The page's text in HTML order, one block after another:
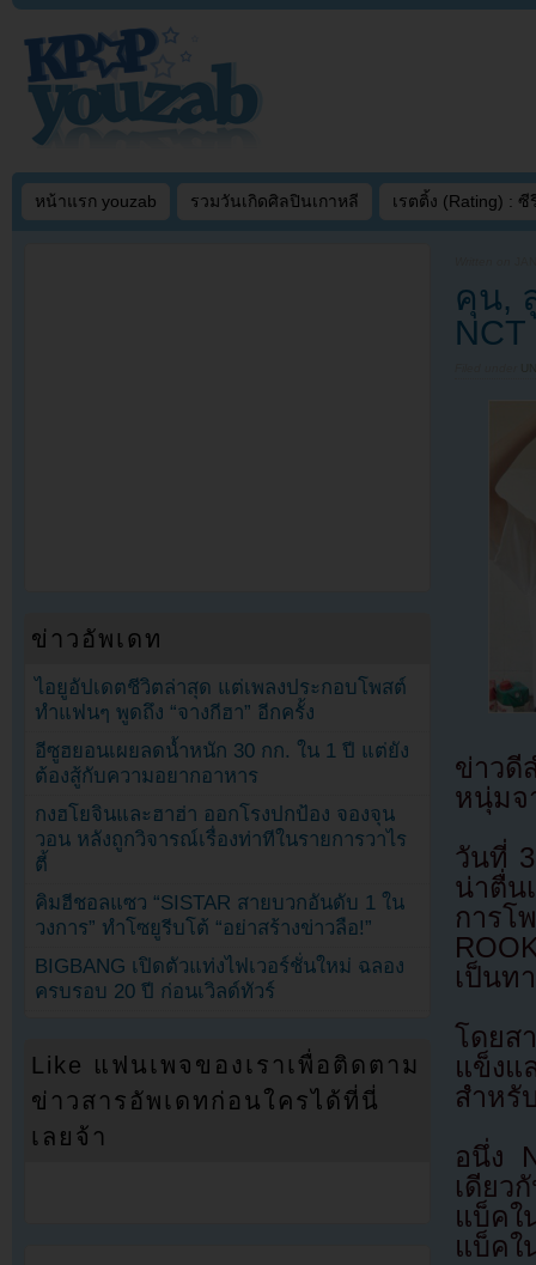
หน้าแรก youzab รวมวันเกิดศิลปินเกาหลี เรตติ้ง (Rating) : ซี
คุน,
ข่าวดี
หนุ่มจ
วันที่
น่าตื่น
การ
เป็นท
โดยส
แข็งแ
สำหรั
อนึ่ง
เดียว
แบ็คใ
แบ็คใ
ข่าวอัพเดท
ไอยูอัปเดตชีวิตล่าสุด แต่เพลงประกอบโพสต์
ทำแฟนๆ พูดถึง “จางกีฮา” อีกครั้ง
อีซูฮยอนเผยลดน้ำหนัก 30 กก. ใน 1 ปี แต่ยัง
ต้องสู้กับความอยากอาหาร
กงฮโยจินและฮาฮ่า ออกโรงปกป้อง จองจุน
วอน หลังถูกวิจารณ์เรื่องท่าทีในรายการวาไร
ตี้
คิมฮีชอลแซว “SISTAR สายบวกอันดับ 1 ใน
วงการ” ทำโซยูรีบโต้ “อย่าสร้างข่าวลือ!”
BIGBANG เปิดตัวแท่งไฟเวอร์ชั่นใหม่ ฉลอง
ครบรอบ 20 ปี ก่อนเวิลด์ทัวร์
Like แฟนเพจของเราเพื่อติดตาม
ข่าวสารอัพเดทก่อนใครได้ที่นี่
เลยจ้า